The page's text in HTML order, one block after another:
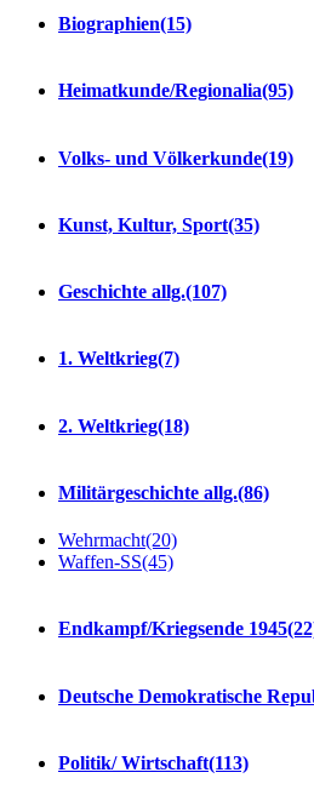
Biographien(15)
Heimatkunde/Regionalia(95)
Volks- und Völkerkunde(19)
Kunst, Kultur, Sport(35)
Geschichte allg.(107)
1. Weltkrieg(7)
2. Weltkrieg(18)
Militärgeschichte allg.(86)
Wehrmacht(20)
Waffen-SS(45)
Endkampf/Kriegsende 1945
Deutsche Demokratische
Politik/ Wirtschaft(113)